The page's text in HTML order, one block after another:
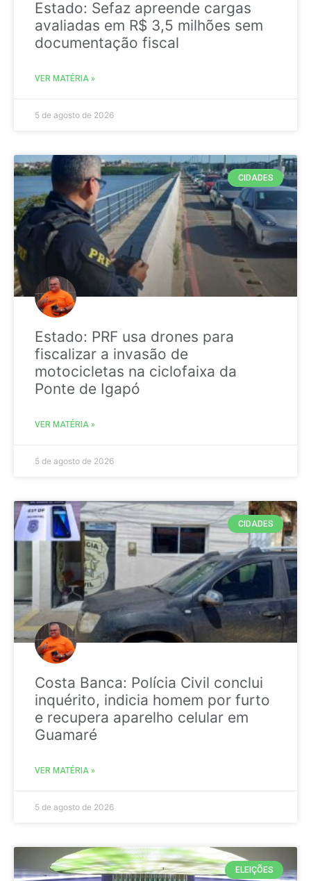
Estado: Sefaz apreende cargas
avaliadas em R$ 3,5 milhões sem
documentação fiscal
VER MATÉRIA »
5 de agosto de 2026
CIDADES
Estado: PRF usa drones para
fiscalizar a invasão de
motocicletas na ciclofaixa da
Ponte de Igapó
VER MATÉRIA »
5 de agosto de 2026
CIDADES
Costa Banca: Polícia Civil conclui
inquérito, indicia homem por furto
e recupera aparelho celular em
Guamaré
VER MATÉRIA »
5 de agosto de 2026
ELEIÇÕES